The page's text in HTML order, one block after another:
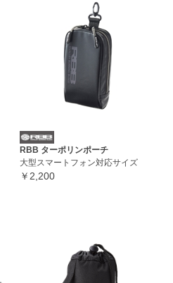
RBB ターポリンポーチ
大型スマートフォン対応サイズ
￥2,200